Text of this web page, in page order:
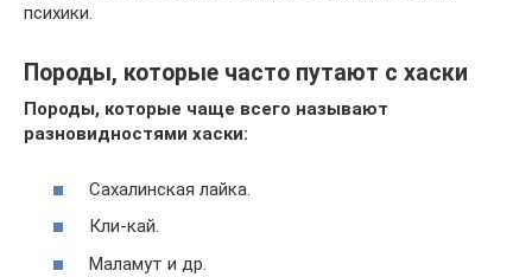
психики.
Породы, которые часто путают с хаски
Породы, которые чаще всего называют
разновидностями хаски:
Сахалинская лайка.
Кли-кай.
Маламут и др.